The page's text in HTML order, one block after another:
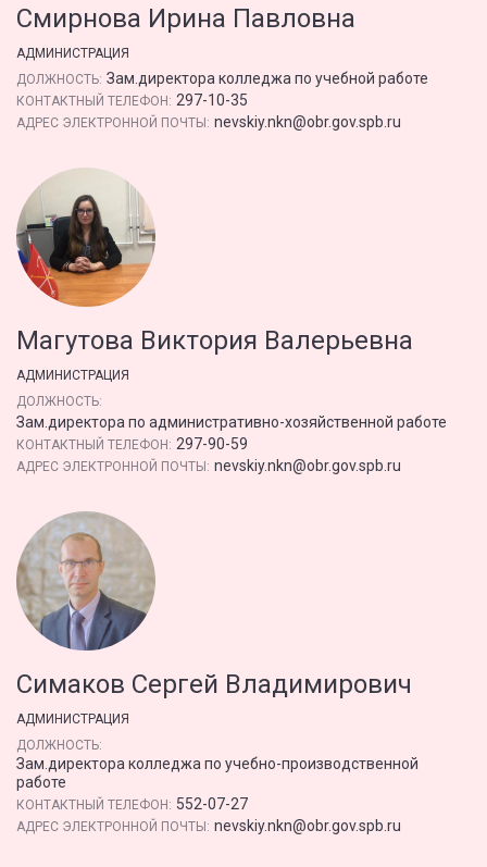
Смирнова Ирина Павловна
АДМИНИСТРАЦИЯ
ДОЛЖНОСТЬ: Зам.директора колледжа по учебной работе
КОНТАКТНЫЙ ТЕЛЕФОН: 297-10-35
АДРЕС ЭЛЕКТРОННОЙ ПОЧТЫ: nevskiy.nkn@obr.gov.spb.ru
Магутова Виктория Валерьевна
АДМИНИСТРАЦИЯ
ДОЛЖНОСТЬ:
Зам.директора по административно-хозяйственной работе
КОНТАКТНЫЙ ТЕЛЕФОН: 297-90-59
АДРЕС ЭЛЕКТРОННОЙ ПОЧТЫ: nevskiy.nkn@obr.gov.spb.ru
Симаков Сергей Владимирович
АДМИНИСТРАЦИЯ
ДОЛЖНОСТЬ:
Зам.директора колледжа по учебно-производственной
работе
КОНТАКТНЫЙ ТЕЛЕФОН: 552-07-27
АДРЕС ЭЛЕКТРОННОЙ ПОЧТЫ: nevskiy.nkn@obr.gov.spb.ru